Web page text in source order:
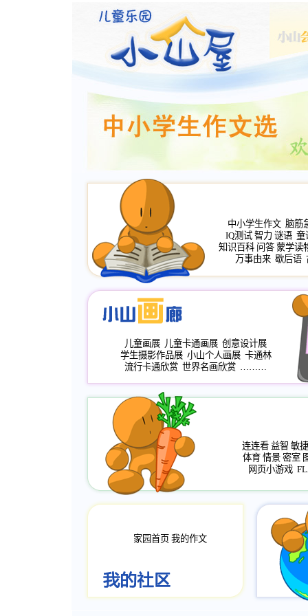
中小学生作文 脑筋
IQ测试 智力 谜语 童
知识百科 问答 蒙学读
万事由来 歇后语
儿童画展 儿童卡通画展 创意设计展
学生摄影作品展 小山个人画展 卡通林
流行卡通欣赏 世界名画欣赏 ………
连连看 益智 敏捷
体育 情景 密室
网页小游戏
家园首页 我的作文